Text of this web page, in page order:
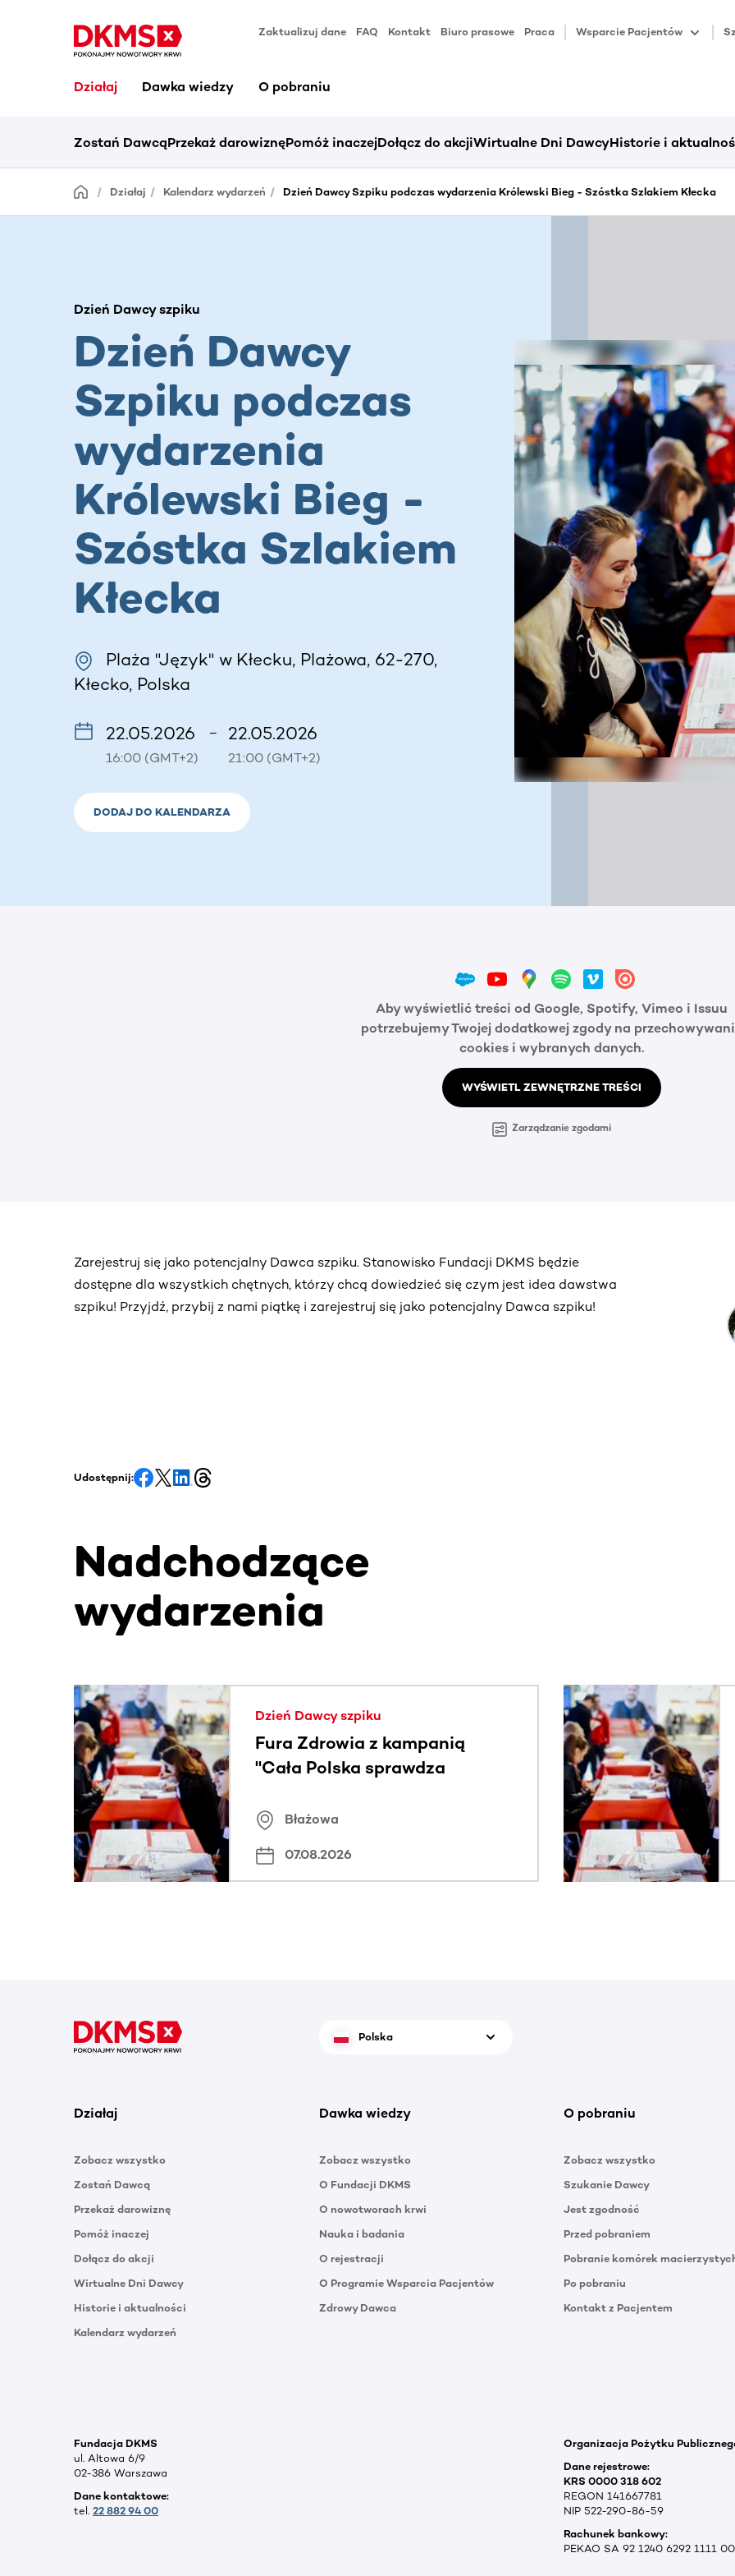
Zaktualizuj dane FAQ Kontakt Biuro prasowe Praca Wsparcie Pacjentów
Działaj Dawka wiedzy O pobraniu
Zostań DawcąPrzekaż darowiznęPomóż inaczejDołącz do akcjiWirtualne Dni DawcyHistorie i
Działaj Kalendarz wydarzeń Dzień Dawcy Szpiku podczas wydarzenia Królewski Bieg - Szóstka Szlakiem Kłecka
Dzień Dawcy szpiku
Dzień Dawcy
Szpiku podczas
wydarzenia
Królewski Bieg -
Szóstka Szlakiem
Kłecka
Plaża "Język" w Kłecku, Plażowa, 62-270,
Kłecko, Polska
22.05.2026
16:00 (GMT+2)
– 22.05.2026
21:00 (GMT+2)
DODAJ DO KALENDARZA
Aby wyświetlić treści od Google, Spotify, Vimeo i Issuu
potrzebujemy Twojej dodatkowej zgody na
cookies i wybranych danych.
WYŚWIETL ZEWNĘTRZNE TREŚCI
Zarządzanie zgodami
Zarejestruj się jako potencjalny Dawca szpiku. Stanowisko Fundacji DKMS będzie
dostępne dla wszystkich chętnych, którzy chcą dowiedzieć się czym jest idea dawstwa
szpiku! Przyjdź, przybij z nami piątkę i zarejestruj się jako potencjalny Dawca szpiku!
Udostępnij:
Nadchodzące
wydarzenia
Ta sekcja zawiera treści przewijane w poziomie. Użyj klawisza Tab lub przesuń palcem, aby zobaczyć
Dzień Dawcy szpiku
Fura Zdrowia z kampanią
"Cała Polska sprawdza
Błażowa
07.08.2026
Polska
Działaj
Zobacz wszystko
Zostań Dawcą
Przekaż darowiznę
Pomóż inaczej
Dołącz do akcji
Wirtualne Dni Dawcy
Historie i aktualności
Kalendarz wydarzeń
Dawka wiedzy
Zobacz wszystko
O Fundacji DKMS
O nowotworach krwi
Nauka i badania
O rejestracji
O Programie Wsparcia Pacjentów
Zdrowy Dawca
O pobraniu
Zobacz wszystko
Szukanie Dawcy
Jest zgodność
Przed pobraniem
Pobranie komórek
Po pobraniu
Kontakt z Pacjentem
Fundacja DKMS
ul. Altowa 6/9
02-386 Warszawa
Dane kontaktowe:
tel. 22 882 94 00
Organizacja Pożytku
Dane rejestrowe:
KRS 0000 318 602
REGON 141667781
NIP 522-290-86-59
Rachunek bankowy:
PEKAO SA 92 1240 6292 1111